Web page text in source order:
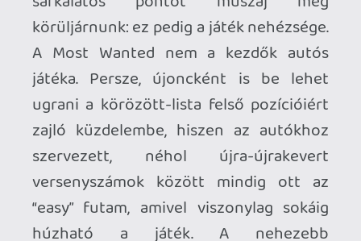
vortel 2012.11.25 11:47:11 #011k3
nah végigtoltam első versenyszériámat a
porchéval, megnyertem mindet, végül
bezúztam az alfát is. szóval szerintem jól
eltalálták a játékot, tetszik hogy
versenyeken szerzed meg a fejlesztéseket
az autóba amikkel jobb esélyekkel indulsz
a következő futamon, nagyon bejön ez a
húzás. tetszik maga a játékmechanika az
irányítás, és a nehézség is jól elvan találva,
egyik pálya volt csak aminek 5-6szor
kellett nekifutnom a győzelemhez többi 1-
2-3 próbálkozáson belül megvolt. ez így
pont jó, mert van benne kihívás, de nem